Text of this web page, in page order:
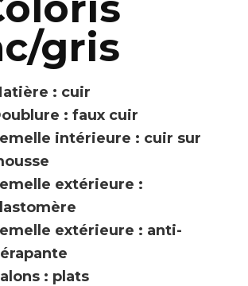
gris
: cuir
: faux cuir
intérieure : cuir sur
extérieure :
extérieure : anti-
: plats